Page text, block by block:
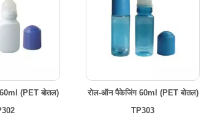
(PET बोतल)
रोल-ऑन पैकेजिंग 60ml (PET बोतल)
TP303